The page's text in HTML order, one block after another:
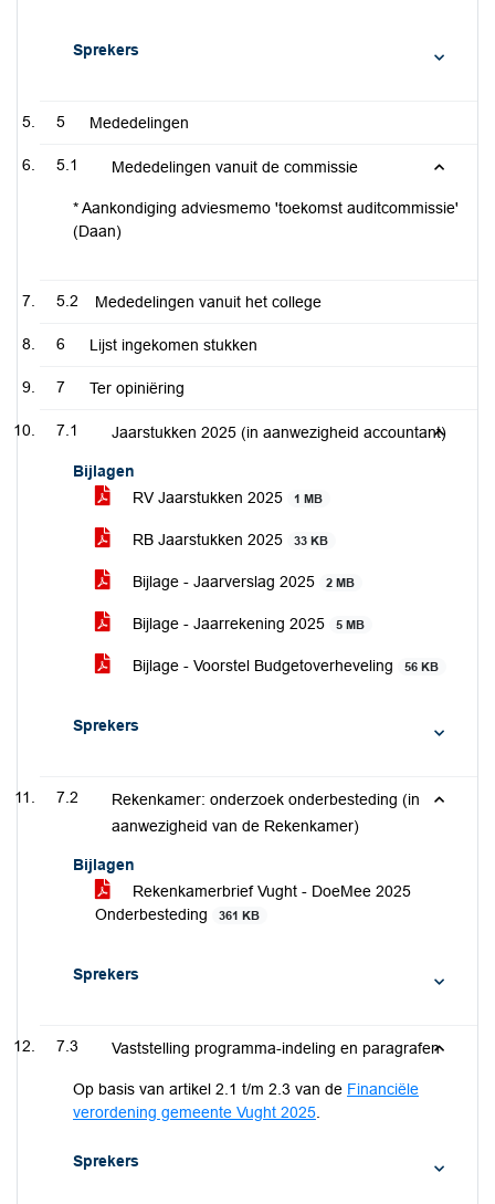
Sprekers
5 Mededelingen
5.1 Mededelingen vanuit de commissie
* Aankondiging adviesmemo 'toekomst auditcommissie'
(Daan)
5.2 Mededelingen vanuit het college
6 Lijst ingekomen stukken
7 Ter opiniëring
7.1 Jaarstukken 2025 (in aanwezigheid accountant)
Bijlagen
RV Jaarstukken 2025
1 MB
RB Jaarstukken 2025 33 KB
Bijlage - Jaarverslag 2025 2 MB
Bijlage - Jaarrekening 2025 5 MB
Bijlage - Voorstel Budgetoverheveling 56 KB
Sprekers
7.2
Rekenkamer: onderzoek onderbesteding (in
aanwezigheid van de Rekenkamer)
Bijlagen
Rekenkamerbrief Vught - DoeMee 2025
Onderbesteding
361 KB
Sprekers
7.3 Vaststelling programma-indeling en paragrafen
Op basis van artikel 2.1 t/m 2.3 van de Financiële
verordening gemeente Vught 2025
Sprekers